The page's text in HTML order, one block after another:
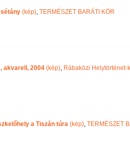
(kép), TERMÉSZET BARÁTI KÖR
akvarell, 2004 (kép), Rábaközi Helytörténet-
a Tiszán túra (kép), TERMÉSZET